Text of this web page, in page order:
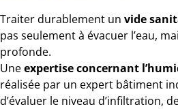
Traiter durablement un vide
pas seulement à évacuer l’eau,
profonde.
Uneexpertise concernant
réalisée par un expert bâtiment
d’évaluer le niveau d’infiltration,